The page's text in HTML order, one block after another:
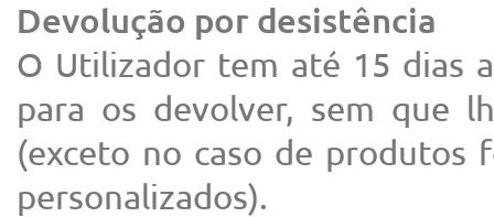
Devolução por desistência
O Utilizador tem até 15 dias
para os devolver, sem que
(exceto no caso de produtos
personalizados).